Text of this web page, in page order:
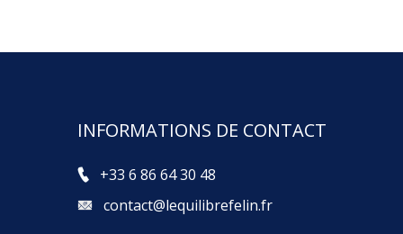
INFORMATIONS DE CONTACT
+33 6 86 64 30 48
contact@lequilibrefelin.fr